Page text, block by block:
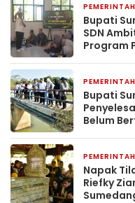
Bupati
SDN
Program
Bupati
Belum
Napak
Riefky